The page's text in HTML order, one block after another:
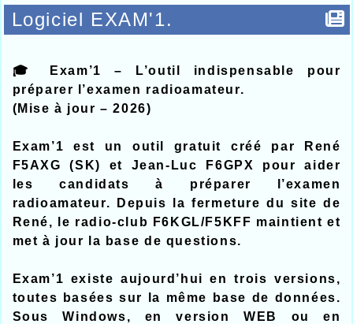
Logiciel EXAM'1.
🎓 Exam’1 – L’outil indispensable pour
préparer l’examen radioamateur.
(Mise à jour – 2026)
Exam’1 est un outil gratuit créé par René
F5AXG (SK) et Jean‑Luc F6GPX pour aider
les candidats à préparer l’examen
radioamateur. Depuis la fermeture du site de
René, le radio‑club F6KGL/F5KFF maintient et
met à jour la base de questions.
Exam’1 existe aujourd’hui en trois versions,
toutes basées sur la même base de données.
Sous Windows, en version WEB ou en